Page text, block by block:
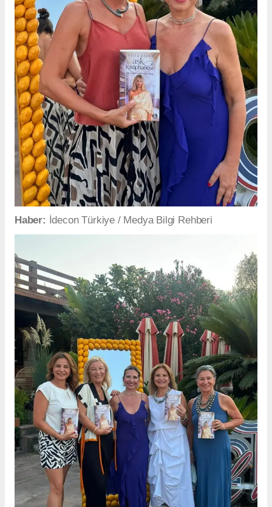
Haber: İdecon Türkiye / Medya Bilgi Rehberi